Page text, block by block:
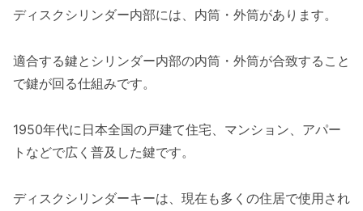
ディスクシリンダー内部には、内筒・外筒があります。
適合する鍵とシリンダー内部の内筒・外筒が合致すること
で鍵が回る仕組みです。
1950年代に日本全国の戸建て住宅、マンション、アパー
トなどで広く普及した鍵です。
ディスクシリンダーキーは、現在も多くの住居で使用され